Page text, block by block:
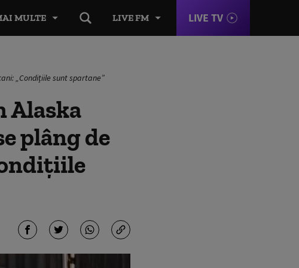
LIVE FM LIVE TV
MULTE
„Condițiile sunt spartane”
Alaska
plâng de